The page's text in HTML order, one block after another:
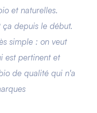
et naturelles.
depuis le début.
simple : on veut
est pertinent et
de qualité qui n'a